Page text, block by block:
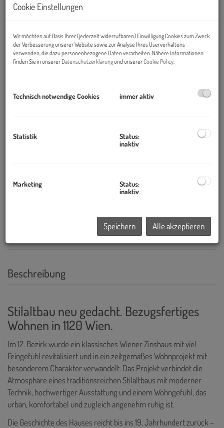
Links
Beschreibung
Stilaltbau neu gedacht. Bezugsfertiges
Wohnen in 1120 Wien.
Im 12. Bezirk wurde ein klassisches Wiener Zinshaus mit viel
Feingefühl revitalisiert und in ein zeitgemäßes Wohnprojekt mit
besonderem Charakter verwandelt. Das Projekt verbindet die
Atmosphäre eines traditionsreichen Stilaltbaus mit moderner
Technik, hochwertiger Ausstattung und einem Wohngefühl, das
urban, komfortabel und zugleich angenehm ruhig ist.
Die Geschichte des Hauses reicht bis ins 19. Jahrhundert zurück –
Cookie Einstellungen
Wir möchten auf Basis Ihrer (jederzeit widerrufbaren) Einwilligung Cookies zum Zweck
der Verbesserung unserer Website sowie zur Analyse Ihres Userverhaltens
verwenden, die dazu personenbezogene Daten verarbeiten. Nähere Informationen
finden Sie in unserer Datenschutzerklärungund unsererCookie Policy
Technisch notwendige Cookies immer aktiv
Statistik
Status:
inaktiv
Marketing
Status:
inaktiv
Speichern Alle akzeptieren